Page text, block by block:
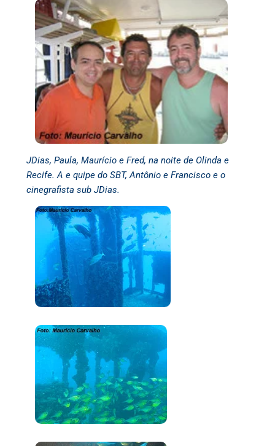
JDias, Paula, Maurício e Fred, na noite de Olinda e
Recife. A e quipe do SBT, Antônio e Francisco e o
cinegrafista sub JDias.